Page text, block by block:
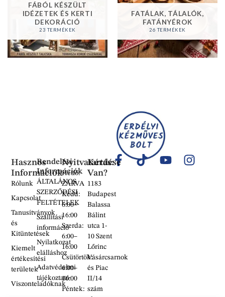
FÁBÓL KÉSZÜLT
IDÉZETEK ÉS KERTI
DEKORÁCIÓ
23 TERMÉKEK
FATÁLAK, TÁLALÓK,
FATÁNYÉROK
26 TERMÉKEK
Hasznos
Információk
Rólunk
Kapcsolat
Tanusítványok
és
Kitüntetések
Kiemelt
értékesítési
területek
Viszonteladóknak
Rendelési
Információk
ÁLTALÁNOS
SZERZŐDÉSI
FELTÉTELEK
Szállítási
információ
Nyilatkozat
elálláshoz
Adatvédelmi
tájékoztató
Kérdése
Van?
1183
Budapest
Balassa
Bálint
utca 1-
10 Szent
Lőrinc
Vásárcsarnok
és Piac
II/14
szám
Nyitvatartás:
Hétfő:
ZÁRVA
Kedd:
6:00–
16:00
Szerda:
6:00–
16:00
Csütörtök:
6:00–
16:00
Péntek: